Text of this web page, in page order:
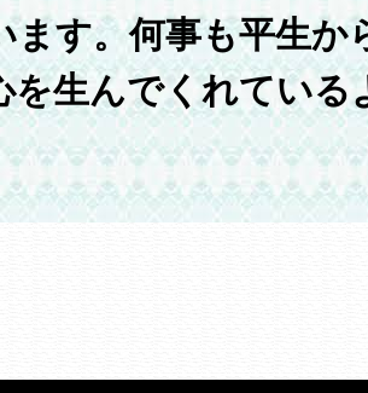
ます。何事も平生か
を生んでくれている